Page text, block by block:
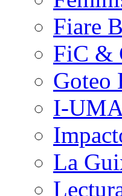
Fiare
FiC &
Goteo
I-
La